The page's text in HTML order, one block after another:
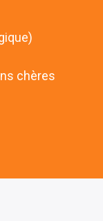
chères